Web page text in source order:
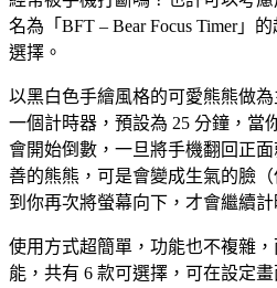
名為「BFT – Bear Focus Timer」
選擇。
以黑白色手繪風格的可愛熊熊做
一個計時器，預設為 25 分鐘，當
會開始倒數，一旦將手機翻回正
善的熊熊，可是會變成生氣的臉
到你再次將螢幕向下，才會繼續計
使用方式超簡單，功能也不複雜
能，共有 6 款可選擇，可在設定